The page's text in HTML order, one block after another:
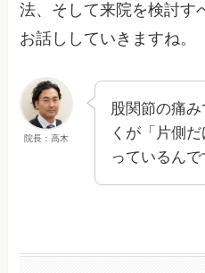
法、そして来院を検討す
お話ししていきますね。
院長：高木
股関節の痛
くが「片側
っているんで